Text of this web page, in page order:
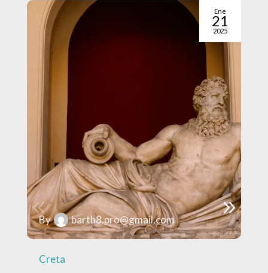
By barth8.pro@gmail.com
Ene
21
2025
Creta